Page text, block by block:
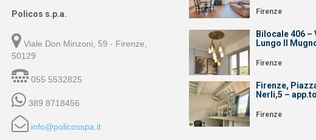
Policos s.p.a.
Viale Don Minzoni, 59 - Firenze,
50129
055 5532825
389 8718456
info@policosspa.it
Firenze
Bilocale 406 –
Lungo Il
Firenze
Firenze,
Nerli,5 –
Firenze